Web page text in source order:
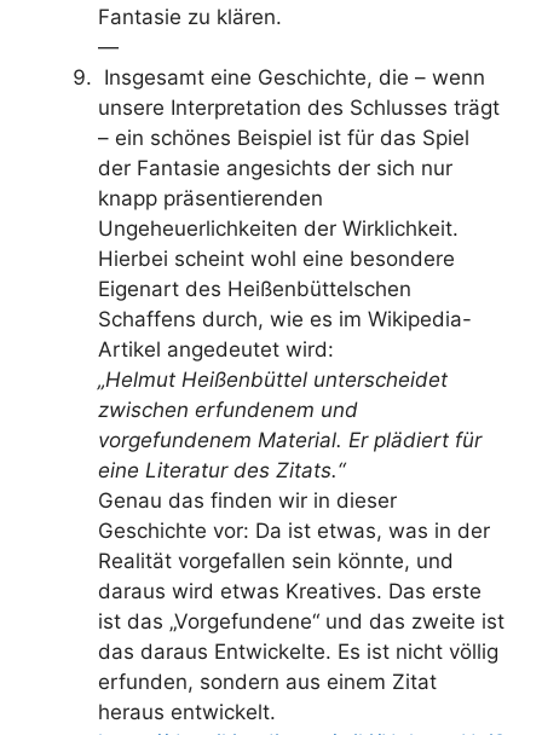
Fantasie zu klären.
—
Insgesamt eine Geschichte, die – wenn
unsere Interpretation des Schlusses trägt
– ein schönes Beispiel ist für das Spiel
der Fantasie angesichts der sich nur
knapp präsentierenden
Ungeheuerlichkeiten der Wirklichkeit.
Hierbei scheint wohl eine besondere
Eigenart des Heißenbüttelschen
Schaffens durch, wie es im Wikipedia-
Artikel angedeutet wird:
„Helmut Heißenbüttel unterscheidet
zwischen erfundenem und
vorgefundenem Material. Er plädiert für
eine Literatur des Zitats.“
Genau das finden wir in dieser
Geschichte vor: Da ist etwas, was in der
Realität vorgefallen sein könnte, und
daraus wird etwas Kreatives. Das erste
ist das „Vorgefundene“ und das zweite ist
das daraus Entwickelte. Es ist nicht völlig
erfunden, sondern aus einem Zitat
heraus entwickelt.